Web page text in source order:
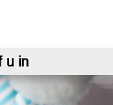
u in